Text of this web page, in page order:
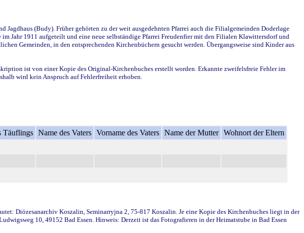
(Budy). Früher gehörten zu der weit ausgedehnten Pfarrei auch die Filialgemeinden Doderlage
Jahr 1911 aufgeteilt und eine neue selbständige Pfarrei Freudenfier mit den Filialen Klawittersdorf und
Gemeinden, in den entsprechenden Kirchenbüchern gesucht werden. Übergangsweise sind Kinder aus
ist von einer Kopie des Original-Kirchenbuches erstellt worden. Erkannte zweifelsfreie Fehler im
wird kein Anspruch auf Fehlerfreiheit erhoben.
Täuflings Name des Vaters Vorname des Vaters Name der Mutter Wohnort der Eltern
Diözesanarchiv Koszalin, Seminarryjna 2, 75-817 Koszalin. Je eine Kopie des Kirchenbuches liegt in der
10, 49152 Bad Essen. Hinweis: Derzeit ist das Fotografieren in der Heimatstube in Bad Essen